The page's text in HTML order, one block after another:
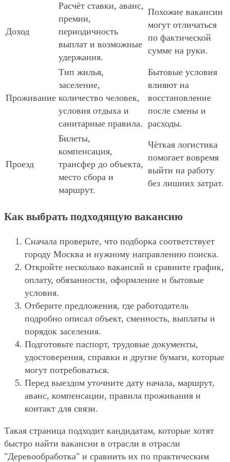
Доход
Расчёт ставки, аванс,
премии,
периодичность
выплат и возможные
удержания.
Похожие вакансии
могут отличаться
по фактической
сумме на руки.
Проживание
Тип жилья,
заселение,
количество человек,
условия отдыха и
санитарные правила.
Бытовые условия
влияют на
восстановление
после смены и
расходы.
Проезд
Билеты,
компенсация,
трансфер до объекта,
место сбора и
маршрут.
Чёткая логистика
помогает вовремя
выйти на работу
без лишних затрат.
Как выбрать подходящую вакансию
Сначала проверьте, что подборка соответствует
городу Москва и нужному направлению поиска.
Откройте несколько вакансий и сравните график,
оплату, обязанности, оформление и бытовые
условия.
Отберите предложения, где работодатель
подробно описал объект, сменность, выплаты и
порядок заселения.
Подготовьте паспорт, трудовые документы,
удостоверения, справки и другие бумаги, которые
могут потребоваться.
Перед выездом уточните дату начала, маршрут,
аванс, компенсации, правила проживания и
контакт для связи.
Такая страница подходит кандидатам, которые хотят
быстро найти вакансии в отрасли в отрасли
"Деревообработка" и сравнить их по практическим